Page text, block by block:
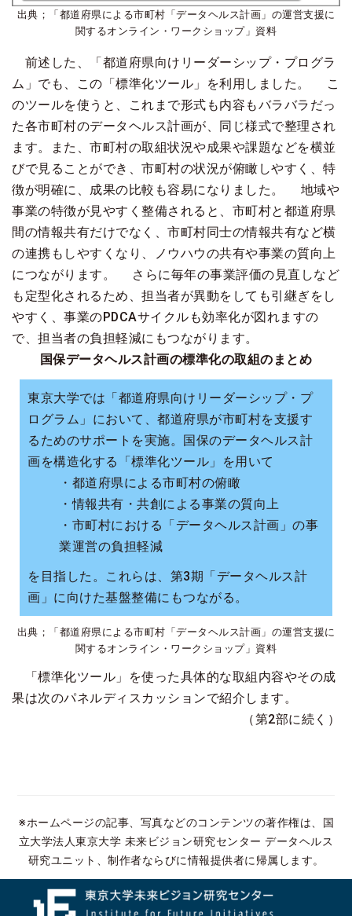
出典；「都道府県による市町村「データヘルス計画」の運営支援に
関するオンライン・ワークショップ」資料
前述した、「都道府県向けリーダーシップ・プログラ
ム」でも、この「標準化ツール」を利用しました。 こ
のツールを使うと、これまで形式も内容もバラバラだっ
た各市町村のデータヘルス計画が、同じ様式で整理され
ます。また、市町村の取組状況や成果や課題などを横並
びで見ることができ、市町村の状況が俯瞰しやすく、特
徴が明確に、成果の比較も容易になりました。 地域や
事業の特徴が見やすく整備されると、市町村と都道府県
間の情報共有だけでなく、市町村同士の情報共有など横
の連携もしやすくなり、ノウハウの共有や事業の質向上
につながります。 さらに毎年の事業評価の見直しなど
も定型化されるため、担当者が異動をしても引継ぎをし
やすく、事業のPDCAサイクルも効率化が図れますの
で、担当者の負担軽減にもつながります。
国保データヘルス計画の標準化の取組のまとめ
東京大学では「都道府県向けリーダーシップ・プ
ログラム」において、都道府県が市町村を支援す
るためのサポートを実施。国保のデータヘルス計
画を構造化する「標準化ツール」を用いて
・都道府県による市町村の俯瞰
・情報共有・共創による事業の質向上
・市町村における「データヘルス計画」の事
業運営の負担軽減
を目指した。これらは、第3期「データヘルス計
画」に向けた基盤整備にもつながる。
出典；「都道府県による市町村「データヘルス計画」の運営支援に
関するオンライン・ワークショップ」資料
「標準化ツール」を使った具体的な取組内容やその成
果は次のパネルディスカッションで紹介します。
（第2部に続く）
※ホームページの記事、写真などのコンテンツの著作権は、国
立大学法人東京大学 未来ビジョン研究センター データヘルス
研究ユニット、制作者ならびに情報提供者に帰属します。